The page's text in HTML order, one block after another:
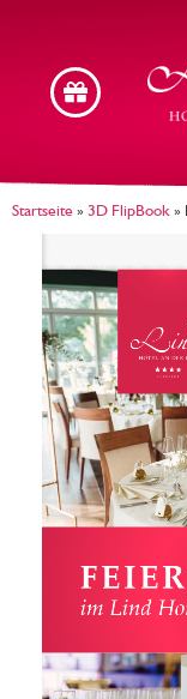
Startseite» 3D FlipBook »